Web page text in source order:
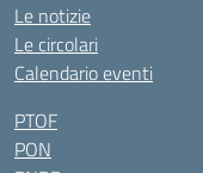
Le notizie
Le circolari
Calendario eventi
PTOF
PON